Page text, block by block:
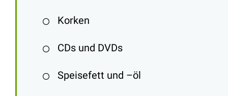
Korken
CDs und DVDs
Speisefett und –öl